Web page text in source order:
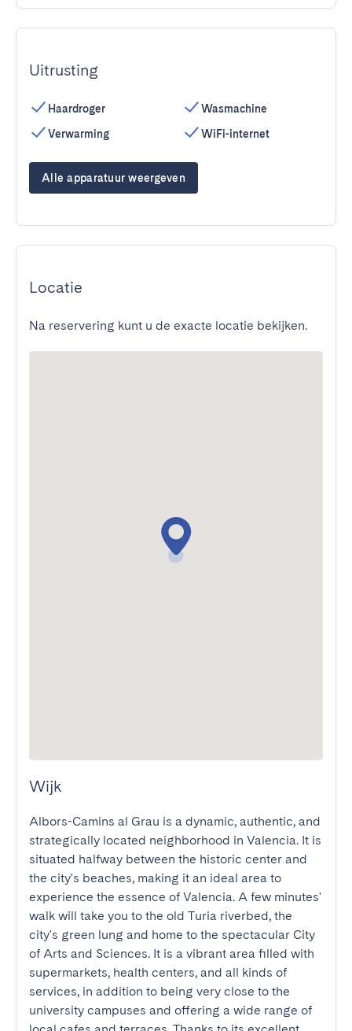
Uitrusting
Haardroger
Verwarming
Wasmachine
WiFi-internet
Alle apparatuur weergeven
Locatie
Na reservering kunt u de exacte locatie bekijken.
Wijk
Albors-Camins al Grau is a dynamic, authentic, and
strategically located neighborhood in Valencia. It is
situated halfway between the historic center and
the city's beaches, making it an ideal area to
experience the essence of Valencia. A few minutes'
walk will take you to the old Turia riverbed, the
city's green lung and home to the spectacular City
of Arts and Sciences. It is a vibrant area filled with
supermarkets, health centers, and all kinds of
services, in addition to being very close to the
university campuses and offering a wide range of